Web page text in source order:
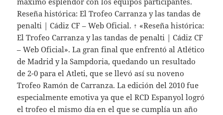
Reseña histórica: El Trofeo Carranza y las tandas de
penalti | Cádiz CF – Web Oficial. ↑ «Reseña histórica:
El Trofeo Carranza y las tandas de penalti | Cádiz CF
– Web Oficial». La gran final que enfrentó al Atlético
de Madrid y la Sampdoria, quedando un resultado
de 2-0 para el Atleti, que se llevó así su noveno
Trofeo Ramón de Carranza. La edición del 2010 fue
especialmente emotiva ya que el RCD Espanyol logró
el trofeo el mismo día en el que se cumplía un año